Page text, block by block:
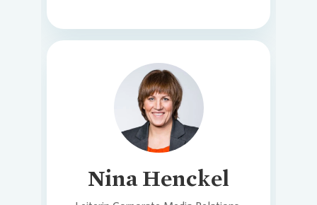
Loading...
Nina Henckel